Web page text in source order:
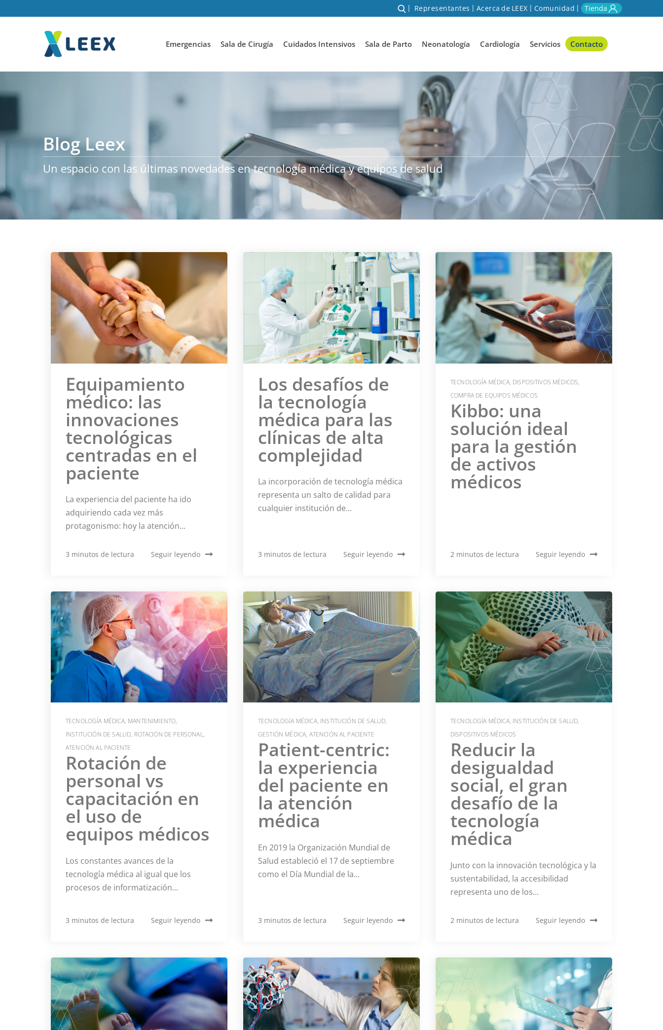
Representantes Acerca de LEEX Comunidad Tienda
Emergencias Sala de Cirugía Cuidados Intensivos Sala de Parto Neonatología Cardiología Servicios Contacto
Blog Leex
Un espacio con las últimas novedades en tecnología médica y equipos de salud
Equipamiento
médico: las
innovaciones
tecnológicas
centradas en el
paciente
La experiencia del paciente ha ido
adquiriendo cada vez más
protagonismo: hoy la atención...
3 minutos de lectura Seguir leyendo
Los desafíos de
la tecnología
médica para las
clínicas de alta
complejidad
La incorporación de tecnología médica
representa un salto de calidad para
cualquier institución de...
3 minutos de lectura Seguir leyendo
TECNOLOGÍA MÉDICA, DISPOSITIVOS MÉDICOS,
COMPRA DE EQUIPOS MÉDICOS
Kibbo: una
solución ideal
para la gestión
de activos
médicos
2 minutos de lectura Seguir leyendo
TECNOLOGÍA MÉDICA, MANTENIMIENTO,
INSTITUCIÓN DE SALUD, ROTACIÓN DE PERSONAL,
ATENCIÓN AL PACIENTE
Rotación de
personal vs
capacitación en
el uso de
equipos médicos
Los constantes avances de la
tecnología médica al igual que los
procesos de informatización...
3 minutos de lectura Seguir leyendo
TECNOLOGÍA MÉDICA, INSTITUCIÓN DE SALUD,
GESTIÓN MÉDICA, ATENCIÓN AL PACIENTE
Patient-centric:
la experiencia
del paciente en
la atención
médica
En 2019 la Organización Mundial de
Salud estableció el 17 de septiembre
como el Día Mundial de la...
3 minutos de lectura Seguir leyendo
TECNOLOGÍA MÉDICA, INSTITUCIÓN DE SALUD,
DISPOSITIVOS MÉDICOS
Reducir la
desigualdad
social, el gran
desafío de la
tecnología
médica
Junto con la innovación tecnológica y la
sustentabilidad, la accesibilidad
representa uno de los...
2 minutos de lectura Seguir leyendo